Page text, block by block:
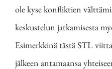
ole kyse konfliktien
keskustelun jatkamisesta
Esimerkkinä tästä STL
jälkeen antamaansa